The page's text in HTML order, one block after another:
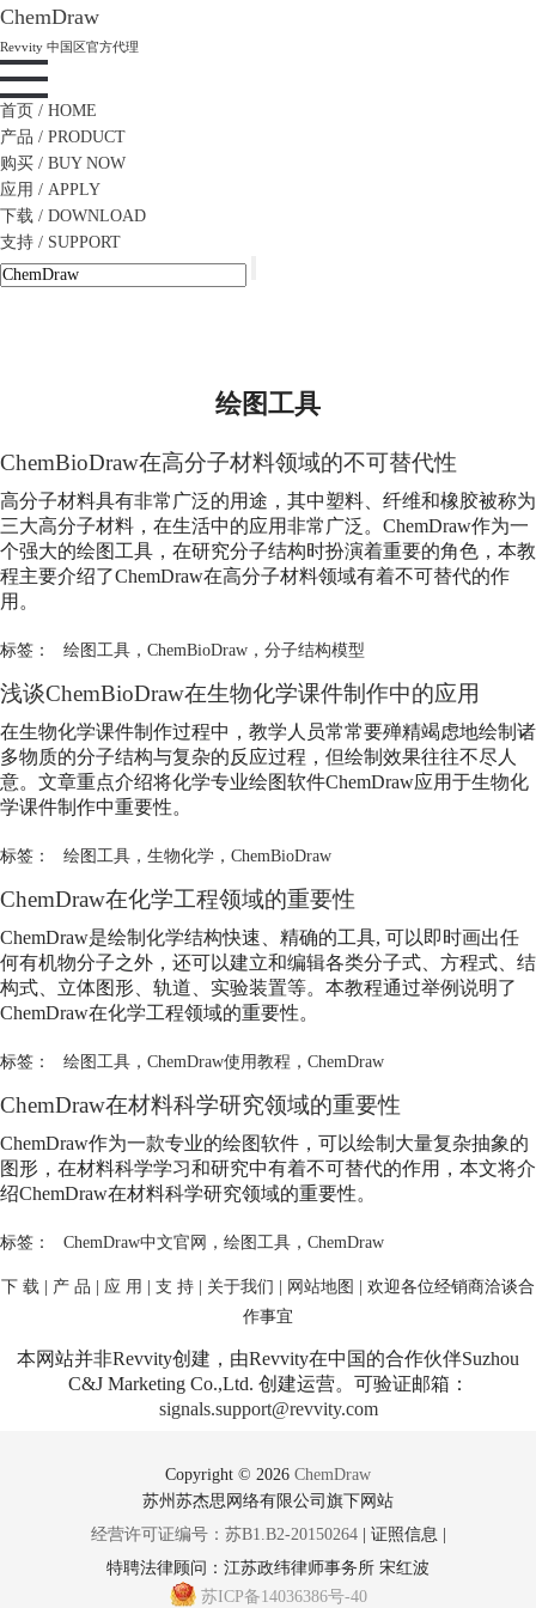
ChemDraw
Revvity 中国区官方代理
首页 / HOME
产品 / PRODUCT
购买 / BUY NOW
应用 / APPLY
下载 / DOWNLOAD
支持 / SUPPORT
绘图工具
ChemBioDraw在高分子材料领域的不可替代性
高分子材料具有非常广泛的用途，其中塑料、纤维和橡胶被称为
三大高分子材料，在生活中的应用非常广泛。ChemDraw作为一
个强大的绘图工具 ，在研究分子结构时扮演着重要的角色，本教
程主要介绍了ChemDraw在高分子材料领域有着不可替代的作
用。
标签： 绘图工具， ChemBioDraw， 分子结构模型
浅谈ChemBioDraw在生物化学课件制作中的应用
在生物化学课件制作过程中，教学人员常常要殚精竭虑地绘制诸
多物质的分子结构与复杂的反应过程，但绘制效果往往不尽人
意。文章重点介绍将化学专业绘图软件ChemDraw应用于生物化
学课件制作中重要性。
标签： 绘图工具， 生物化学， ChemBioDraw
ChemDraw在化学工程领域的重要性
ChemDraw是绘制化学结构快速、精确的工具, 可以即时画出任
何有机物分子之外，还可以建立和编辑各类分子式、方程式、结
构式、立体图形、轨道、实验装置等。本教程通过举例说明了
ChemDraw在化学工程领域的重要性。
标签： 绘图工具， ChemDraw使用教程 ， ChemDraw
ChemDraw在材料科学研究领域的重要性
ChemDraw作为一款专业的绘图软件，可以绘制大量复杂抽象的
图形，在材料科学学习和研究中有着不可替代的作用，本文将介
绍ChemDraw在材料科学研究领域的重要性。
标签： ChemDraw中文官网 ， 绘图工具， ChemDraw
下 载 | 产 品 | 应 用 | 支 持 | 关于我们 | 网站地图 | 欢迎各位经销商洽谈合
作事宜
本网站并非Revvity创建，由Revvity在中国的合作伙伴Suzhou
C&J Marketing Co.,Ltd. 创建运营。可验证邮箱：
signals.support@revvity.com
Copyright © 2026 ChemDraw
苏州苏杰思网络有限公司旗下网站
经营许可证编号：苏B1.B2-20150264| 证照信息
特聘法律顾问：江苏政纬律师事务所 宋红波
苏ICP备14036386号-40